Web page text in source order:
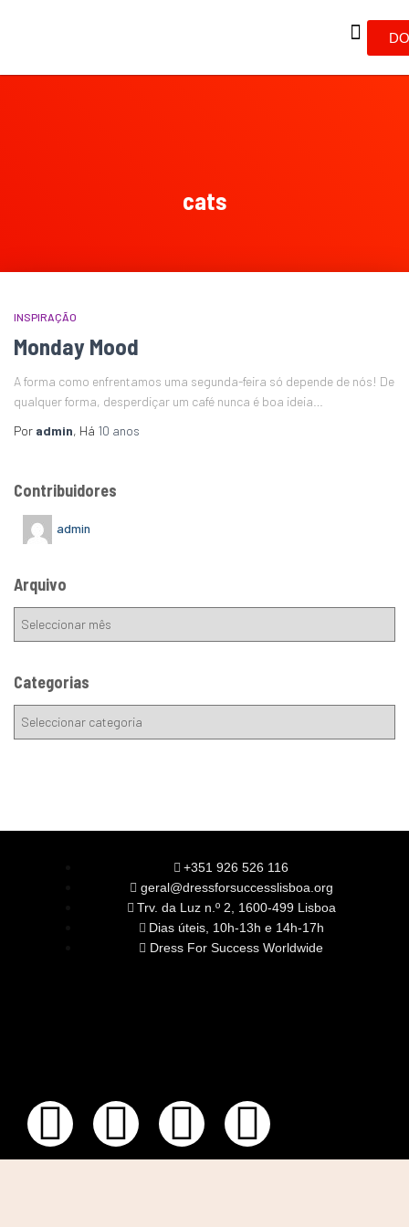
cats
INSPIRAÇÃO
Monday Mood
A forma como enfrentamos uma segunda-feira só depende de nós! De
qualquer forma, desperdiçar um café nunca é boa ideia…
Por admin, Há 10 anos
Contribuidores
admin
Arquivo
Categorias
+351 926 526 116
geral@dressforsuccesslisboa.org
Trv. da Luz n.º 2, 1600-499 Lisboa
Dias úteis, 10h-13h e 14h-17h
Dress For Success Worldwide